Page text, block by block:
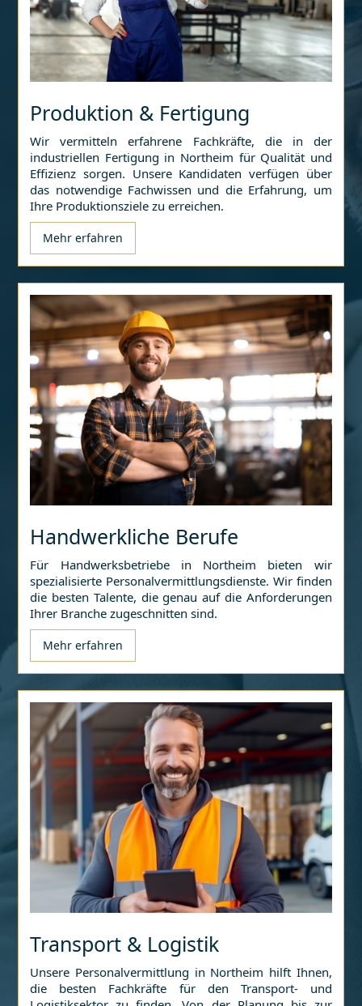
Produktion & Fertigung
Wir vermitteln erfahrene Fachkräfte, die in der
industriellen Fertigung in Northeim für Qualität und
Effizienz sorgen. Unsere Kandidaten verfügen über
das notwendige Fachwissen und die Erfahrung, um
Ihre Produktionsziele zu erreichen.
Mehr erfahren
Handwerkliche Berufe
Für Handwerksbetriebe in Northeim bieten wir
spezialisierte Personalvermittlungsdienste. Wir finden
die besten Talente, die genau auf die Anforderungen
Ihrer Branche zugeschnitten sind.
Mehr erfahren
Transport & Logistik
Unsere Personalvermittlung in Northeim hilft Ihnen,
die besten Fachkräfte für den Transport- und